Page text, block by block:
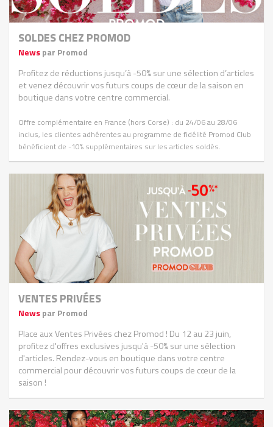
SOLDES CHEZ PROMOD
Newspar Promod
Profitez de réductions jusqu’à -50% sur une sélection d’articles
et venez découvrir vos futurs coups de cœur de la saison en
boutique dans votre centre commercial.
Offre complémentaire en France (hors Corse) : du 24/06 au 28/06
inclus, les clientes adhérentes au programme de fidélité Promod Club
bénéficient de -10% supplémentaires sur les articles soldés.
VENTES PRIVÉES
Newspar Promod
Place aux Ventes Privées chez Promod ! Du 12 au 23 juin,
profitez d'offres exclusives jusqu'à -50% sur une sélection
d'articles. Rendez-vous en boutique dans votre centre
commercial pour découvrir vos futurs coups de cœur de la
saison !